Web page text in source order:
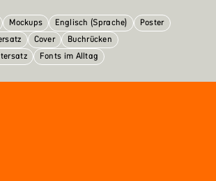
Mockups Englisch (Sprache)
Poster
Cover
Buchrücken
Fonts im Alltag